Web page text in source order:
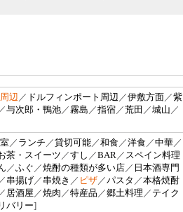
辺 ／ ドルフィンポート周辺 ／伊敷方面／紫
与次郎・鴨池／霧島 ／指宿／荒田 ／城山 ／
／ ランチ ／貸切可能／和食／洋食／中華／
茶・スイーツ ／すし ／BAR／ スペイン料理
／ふぐ ／焼酎の種類が多い店／ 日本酒専門
串揚げ／ 串焼き ／ ピザ／パスタ ／本格焼酎
居酒屋 ／焼肉 ／特産品 ／郷土料理 ／ テイク
バリー]